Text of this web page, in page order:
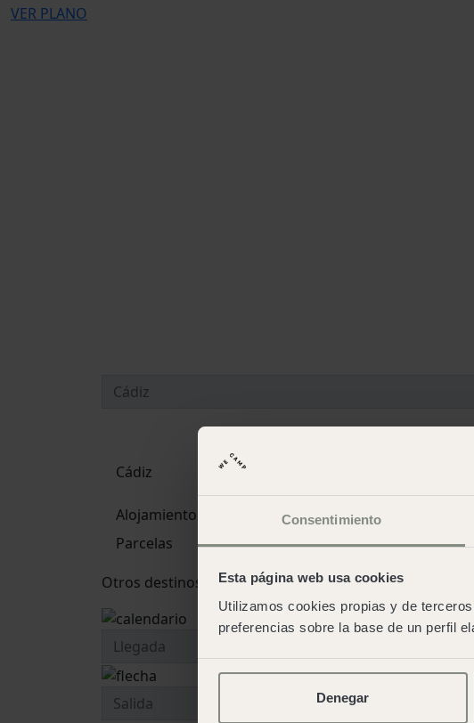
Consentimiento
Esta página web usa cookies
Utilizamos cookies propias y de
preferencias sobre la base de un perfil
Denegar
VER PLANO
Cádiz
Alojamientos
Parcelas
Otros destinos y campings